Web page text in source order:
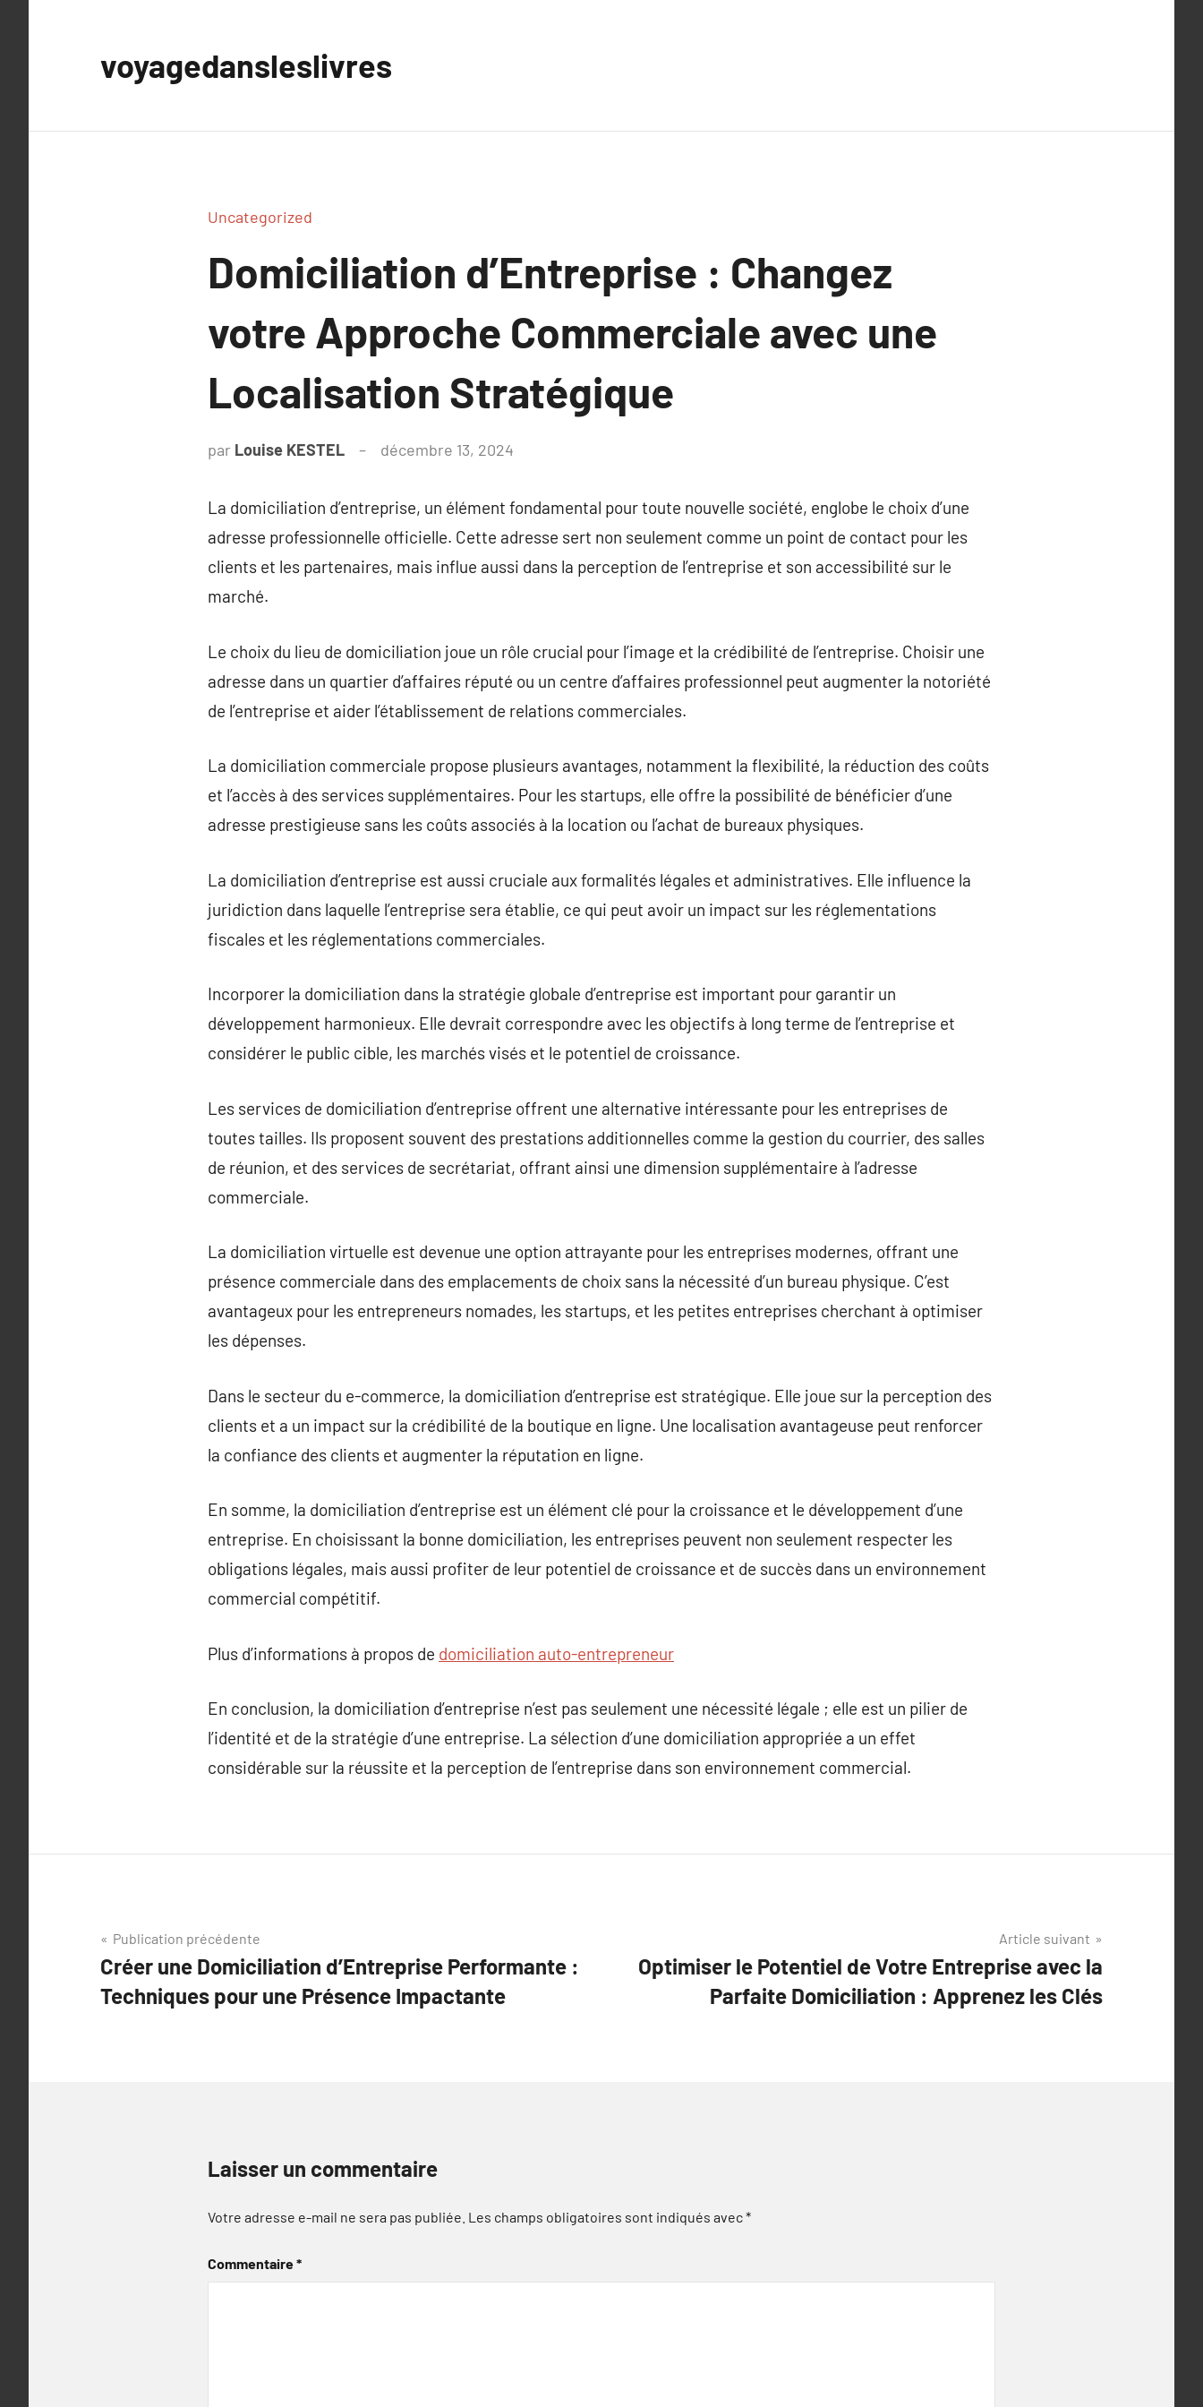
voyagedansleslivres
Uncategorized
Domiciliation d’Entreprise : Changez
votre Approche Commerciale avec une
Localisation Stratégique
par Louise KESTEL décembre 13, 2024
La domiciliation d’entreprise, un élément fondamental pour toute nouvelle société, englobe le choix d’une
adresse professionnelle officielle. Cette adresse sert non seulement comme un point de contact pour les
clients et les partenaires, mais influe aussi dans la perception de l’entreprise et son accessibilité sur le
marché.
Le choix du lieu de domiciliation joue un rôle crucial pour l’image et la crédibilité de l’entreprise. Choisir une
adresse dans un quartier d’affaires réputé ou un centre d’affaires professionnel peut augmenter la notoriété
de l’entreprise et aider l’établissement de relations commerciales.
La domiciliation commerciale propose plusieurs avantages, notamment la flexibilité, la réduction des coûts
et l’accès à des services supplémentaires. Pour les startups, elle offre la possibilité de bénéficier d’une
adresse prestigieuse sans les coûts associés à la location ou l’achat de bureaux physiques.
La domiciliation d’entreprise est aussi cruciale aux formalités légales et administratives. Elle influence la
juridiction dans laquelle l’entreprise sera établie, ce qui peut avoir un impact sur les réglementations
fiscales et les réglementations commerciales.
Incorporer la domiciliation dans la stratégie globale d’entreprise est important pour garantir un
développement harmonieux. Elle devrait correspondre avec les objectifs à long terme de l’entreprise et
considérer le public cible, les marchés visés et le potentiel de croissance.
Les services de domiciliation d’entreprise offrent une alternative intéressante pour les entreprises de
toutes tailles. Ils proposent souvent des prestations additionnelles comme la gestion du courrier, des salles
de réunion, et des services de secrétariat, offrant ainsi une dimension supplémentaire à l’adresse
commerciale.
La domiciliation virtuelle est devenue une option attrayante pour les entreprises modernes, offrant une
présence commerciale dans des emplacements de choix sans la nécessité d’un bureau physique. C’est
avantageux pour les entrepreneurs nomades, les startups, et les petites entreprises cherchant à optimiser
les dépenses.
Dans le secteur du e-commerce, la domiciliation d’entreprise est stratégique. Elle joue sur la perception des
clients et a un impact sur la crédibilité de la boutique en ligne. Une localisation avantageuse peut renforcer
la confiance des clients et augmenter la réputation en ligne.
En somme, la domiciliation d’entreprise est un élément clé pour la croissance et le développement d’une
entreprise. En choisissant la bonne domiciliation, les entreprises peuvent non seulement respecter les
obligations légales, mais aussi profiter de leur potentiel de croissance et de succès dans un environnement
commercial compétitif.
Plus d’informations à propos de domiciliation auto-entrepreneur
En conclusion, la domiciliation d’entreprise n’est pas seulement une nécessité légale ; elle est un pilier de
l’identité et de la stratégie d’une entreprise. La sélection d’une domiciliation appropriée a un effet
considérable sur la réussite et la perception de l’entreprise dans son environnement commercial.
Navigation
de
l’article
Publication précédente
Créer une Domiciliation d’Entreprise Performante :
Techniques pour une Présence Impactante
Article suivant
Optimiser le Potentiel de Votre Entreprise avec la
Parfaite Domiciliation : Apprenez les Clés
Laisser un commentaire
Votre adresse e-mail ne sera pas publiée. Les champs obligatoires sont indiqués avec*
Commentaire*